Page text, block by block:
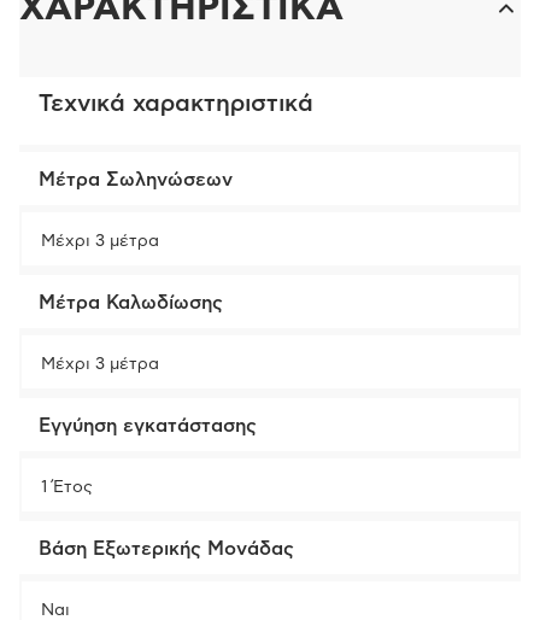
ΧΑΡΑΚΤΗΡΙΣΤΙΚΑ
Τεχνικά χαρακτηριστικά
Μέτρα Σωληνώσεων
Μέχρι 3 μέτρα
Μέτρα Καλωδίωσης
Μέχρι 3 μέτρα
Εγγύηση εγκατάστασης
1 Έτος
Βάση Εξωτερικής Μονάδας
Ναι